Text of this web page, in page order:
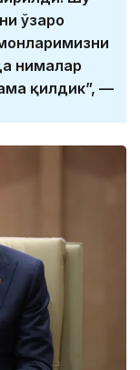
ўзаро
нималар
қилдик”, —